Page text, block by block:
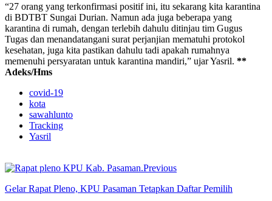
“27 orang yang terkonfirmasi positif ini, itu sekarang kita karantina
di BDTBT Sungai Durian. Namun ada juga beberapa yang
karantina di rumah, dengan terlebih dahulu ditinjau tim Gugus
Tugas dan menandatangani surat perjanjian mematuhi protokol
kesehatan, juga kita pastikan dahulu tadi apakah rumahnya
memenuhi persyaratan untuk karantina mandiri,” ujar Yasril. **
Adeks/Hms
covid-19
kota
sawahlunto
Tracking
Yasril
Previous
Gelar Rapat Pleno, KPU Pasaman Tetapkan Daftar Pemilih